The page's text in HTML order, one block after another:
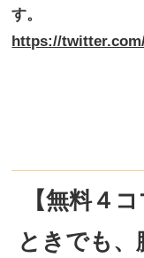
す。
https://
【無料４
ときでも